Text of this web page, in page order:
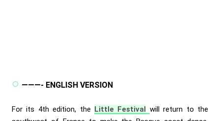
———- ENGLISH VERSION
For its 4th edition, the Little Festival will return to the